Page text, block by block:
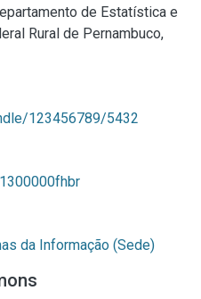
de Estatística e
Rural de Pernambuco,
123456789/5432
da Informação (Sede)